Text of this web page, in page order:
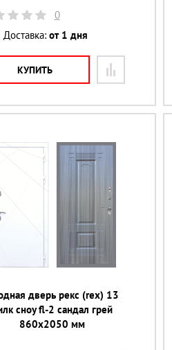
0
Доставка: от 1 дня
КУПИТЬ
дверь рекс (rex) 13
сноу fl-2 сандал грей
860х2050 мм